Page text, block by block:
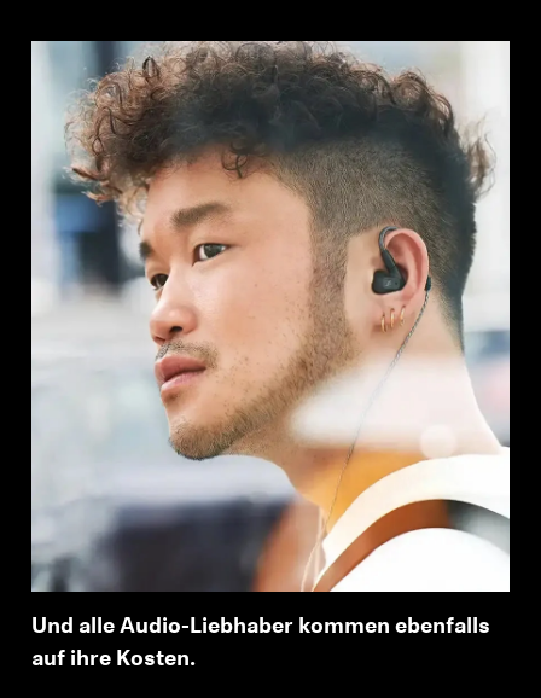
Und alle Audio-Liebhaber kommen ebenfalls
auf ihre Kosten.